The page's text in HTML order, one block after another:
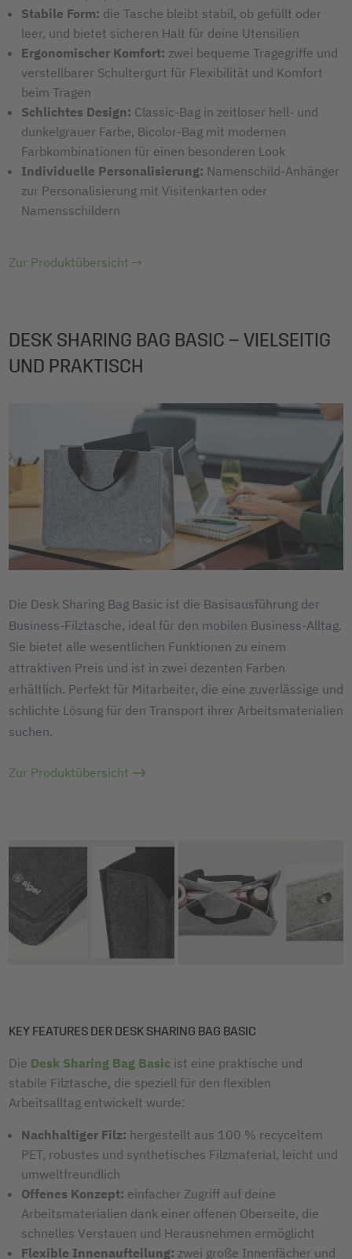
Stabile Form: die Tasche bleibt stabil, ob gefüllt oder
leer, und bietet sicheren Halt für deine Utensilien
Ergonomischer Komfort: zwei bequeme Tragegriffe und
verstellbarer Schultergurt für Flexibilität und Komfort
beim Tragen
Schlichtes Design: Classic-Bag in zeitloser hell- und
dunkelgrauer Farbe, Bicolor-Bag mit modernen
Farbkombinationen für einen besonderen Look
Individuelle Personalisierung: Namenschild-Anhänger
zur Personalisierung mit Visitenkarten oder
Namensschildern
Zur Produktübersicht →
DESK SHARING BAG BASIC – VIELSEITIG
UND PRAKTISCH
Die Desk Sharing Bag Basic ist die Basisausführung der
Business-Filztasche, ideal für den mobilen Business-Alltag.
Sie bietet alle wesentlichen Funktionen zu einem
attraktiven Preis und ist in zwei dezenten Farben
erhältlich. Perfekt für Mitarbeiter, die eine zuverlässige und
schlichte Lösung für den Transport ihrer Arbeitsmaterialien
suchen.
Zur Produktübersicht
KEY FEATURES DER DESK SHARING BAG BASIC
Die Desk Sharing Bag Basic ist eine praktische und
stabile Filztasche, die speziell für den flexiblen
Arbeitsalltag entwickelt wurde:
Nachhaltiger Filz: hergestellt aus 100 % recyceltem
PET, robustes und synthetisches Filzmaterial, leicht und
umweltfreundlich
Offenes Konzept: einfacher Zugriff auf deine
Arbeitsmaterialien dank einer offenen Oberseite, die
schnelles Verstauen und Herausnehmen ermöglicht
Flexible Innenaufteilung: zwei große Innenfächer und